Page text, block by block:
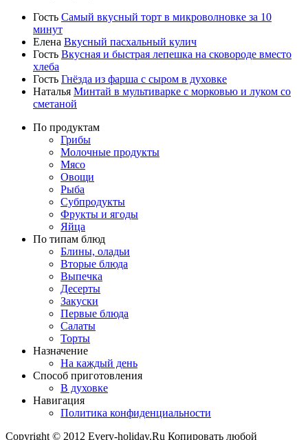
Гость Самый вкусный торт в микроволновке за 10
минут
Елена Вкусный пасхальный кулич
Гость Вкусная и быстрая лепешка на сковороде вместо
хлеба
Гость Гнёзда из фарша с сыром в духовке
Наталья Минтай в мультиварке с морковью и луком со
сметаной
По продуктам
Грибы
Молочные продукты
Мясо
Овощи
Рыба
Субпродукты
Фрукты и ягоды
Яйца
По типам блюд
Блины, оладьи
Вторые блюда
Выпечка
Десерты
Закуски
Первые блюда
Салаты
Торты
Назначение
На каждый день
Способ приготовления
В духовке
Навигация
Политика конфиденциальности
Copyright © 2012 Every-holiday.Ru Копировать любой